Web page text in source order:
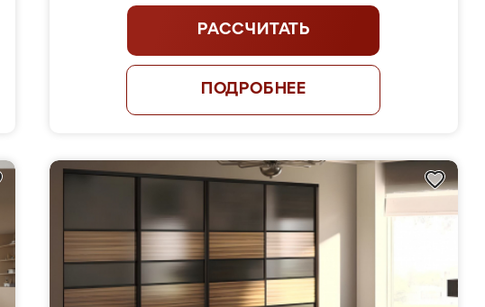
РАССЧИТАТЬ
ПОДРОБНЕЕ